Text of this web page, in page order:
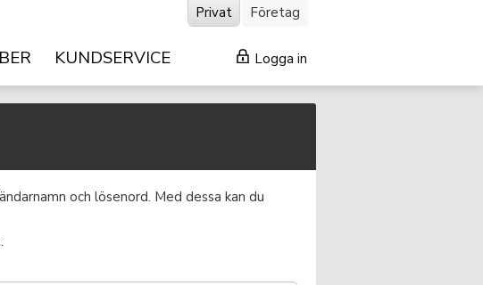
KUNDSERVICE Logga in
Privat Företag
och lösenord. Med dessa kan du